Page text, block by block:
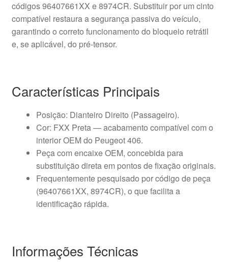
códigos 96407661XX e 8974CR. Substituir por um cinto
compatível restaura a segurança passiva do veículo,
garantindo o correto funcionamento do bloqueio retrátil
e, se aplicável, do pré-tensor.
Características Principais
Posição: Dianteiro Direito (Passageiro).
Cor: FXX Preta — acabamento compatível com o
interior OEM do Peugeot 406.
Peça com encaixe OEM, concebida para
substituição direta em pontos de fixação originais.
Frequentemente pesquisado por código de peça
(96407661XX, 8974CR), o que facilita a
identificação rápida.
Informações Técnicas